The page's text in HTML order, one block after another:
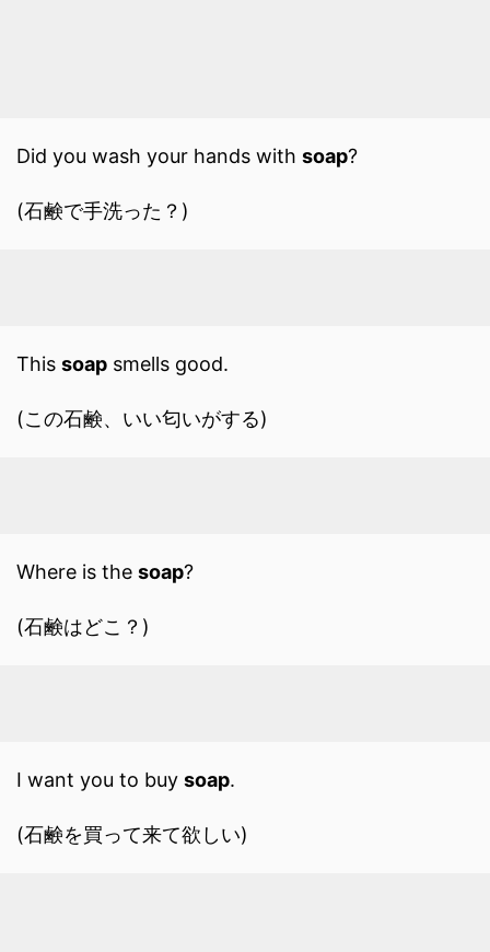
Did you wash your hands with soap?
(石鹸で手洗った？)
This soap smells good.
(この石鹸、いい匂いがする)
Where is the soap?
(石鹸はどこ？)
I want you to buy soap.
(石鹸を買って来て欲しい)